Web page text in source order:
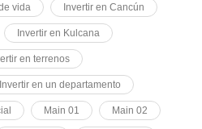
vida Invertir en Cancún
Invertir en Kulcana
en terrenos
Invertir en un departamento
Main 01 Main 02